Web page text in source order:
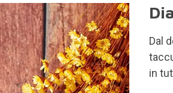
Dal
in